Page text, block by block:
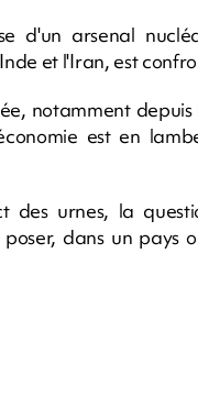
d'un arsenal
et l'Iran, est
notamment
est en
des urnes, la
dans un pays